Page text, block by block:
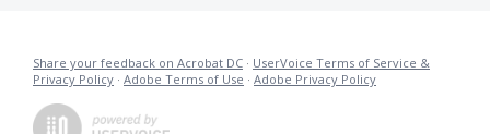
Share your feedback on Acrobat DC · UserVoice Terms of Service &
Privacy Policy · Adobe Terms of Use · Adobe Privacy Policy